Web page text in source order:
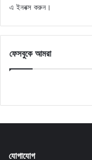
এ ইনবক্স করুন।
ফেসবুকে আমরা
যোগাযোগ